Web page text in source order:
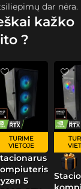
dar nėra.
kažko
?
TURIME
VIETOJE
5